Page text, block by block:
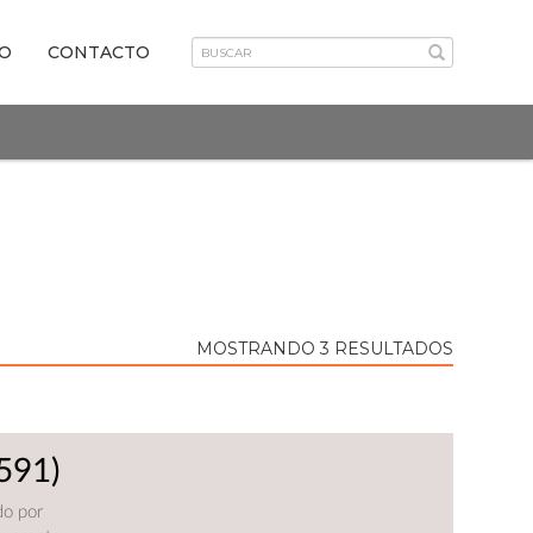
CONTACTO
MOSTRANDO 3 RESULTADOS
por